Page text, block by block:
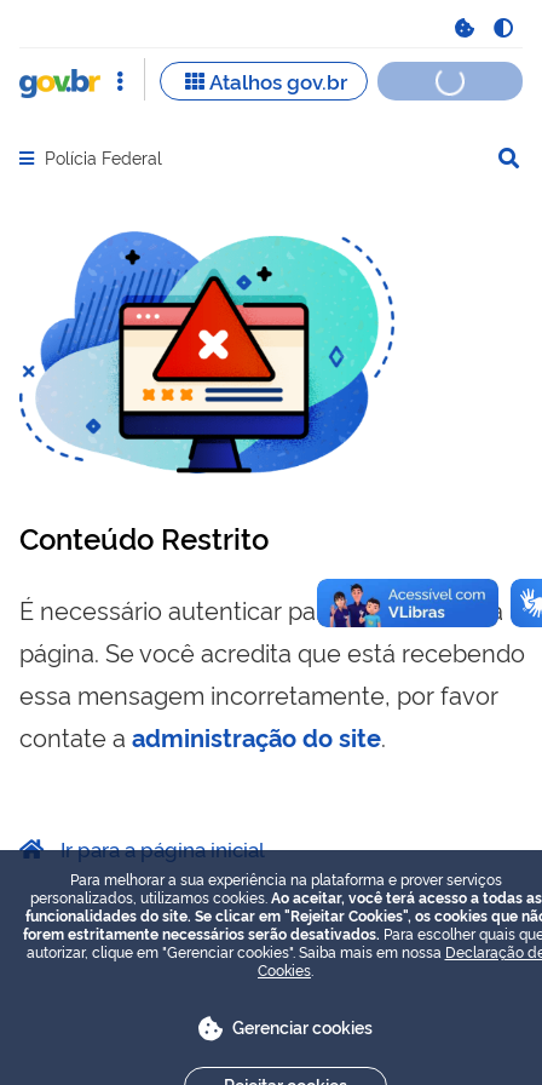
Abrir menu principal de navegação
Polícia Federal
Conteúdo Restrito
É necessário autenticar para visualizar essa
página. Se você acredita que está recebendo
essa mensagem incorretamente, por favor
contate a administração do site.
Ir para a página inicial
Para melhorar a sua experiência na plataforma e prover serviços
personalizados, utilizamos cookies. Ao aceitar, você terá acesso a todas as
funcionalidades do site. Se clicar em "Rejeitar Cookies", os cookies que
forem estritamente necessários serão desativados. Para escolher quais
autorizar, clique em "Gerenciar cookies". Saiba mais em nossa Declaração
Cookies
Gerenciar cookies